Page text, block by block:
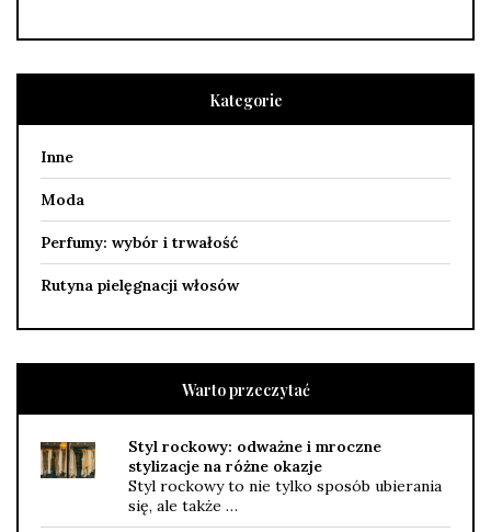
Kategorie
Inne
Moda
Perfumy: wybór i trwałość
Rutyna pielęgnacji włosów
Warto przeczytać
Styl rockowy: odważne i mroczne
stylizacje na różne okazje
Styl rockowy to nie tylko sposób ubierania
się, ale także …